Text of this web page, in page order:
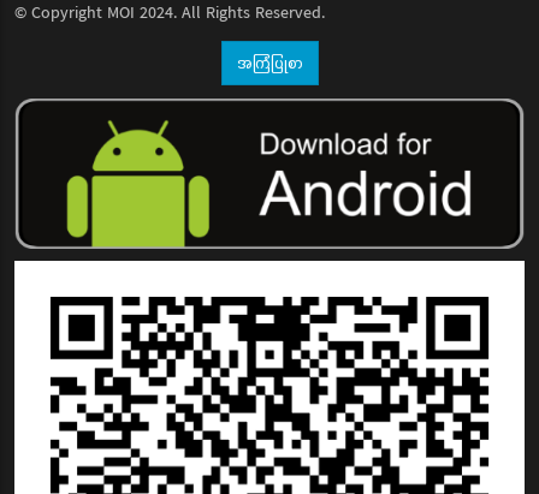
© Copyright MOI 2024. All Rights Reserved.
အကြံပြုစာ